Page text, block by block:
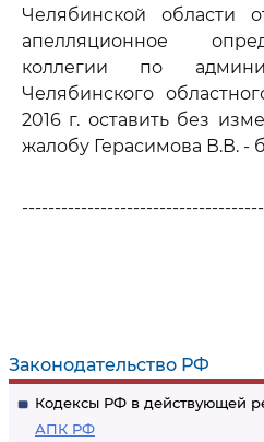
Законодательство РФ
Кодексы РФ в действующей
АПК РФ
Челябинской
апелляционное
коллегии по
Челябинского
2016 г. оставить без
жалобу Герасимова В.В. -